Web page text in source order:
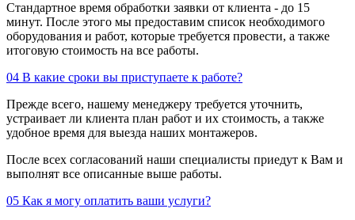
Стандартное время обработки заявки от клиента - до 15
минут. После этого мы предоставим список необходимого
оборудования и работ, которые требуется провести, а также
итоговую стоимость на все работы.
04 В какие сроки вы приступаете к работе?
Прежде всего, нашему менеджеру требуется уточнить,
устраивает ли клиента план работ и их стоимость, а также
удобное время для выезда наших монтажеров.
После всех согласований наши специалисты приедут к Вам и
выполнят все описанные выше работы.
05 Как я могу оплатить ваши услуги?